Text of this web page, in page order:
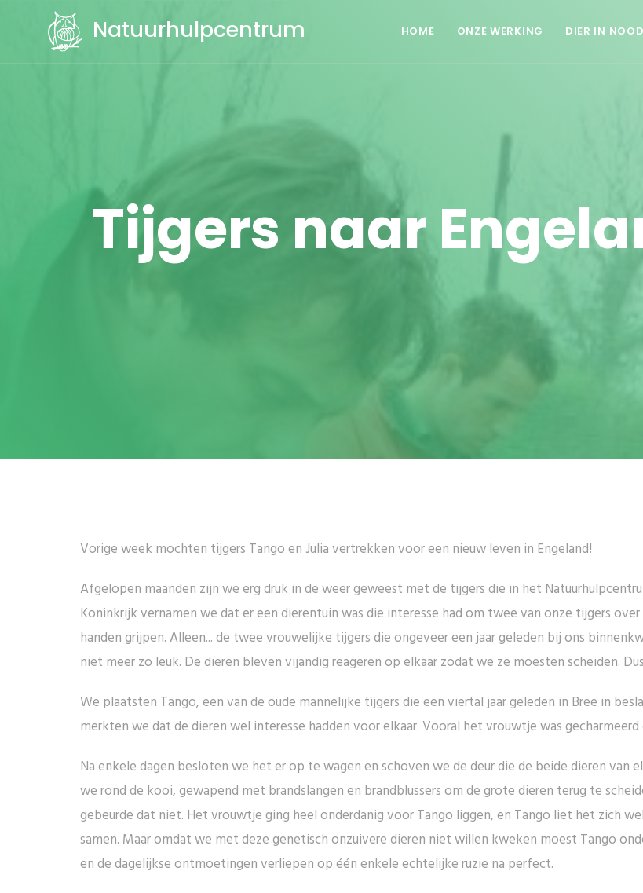
Natuurhulpcentrum HOME ONZE WERKING DIER IN
Tijgers naar
Vorige week mochten tijgers Tango en Julia vertrekken voor een nieuw leven in Engeland!
Afgelopen maanden zijn we erg druk in de weer geweest met de tijgers die in het
Koninkrijk vernamen we dat er een dierentuin was die interesse had om twee van onze tijgers
handen grijpen. Alleen... de twee vrouwelijke tijgers die ongeveer een jaar geleden bij ons
niet meer zo leuk. De dieren bleven vijandig reageren op elkaar zodat we ze moesten scheiden.
We plaatsten Tango, een van de oude mannelijke tijgers die een viertal jaar geleden in Bree in
merkten we dat de dieren wel interesse hadden voor elkaar. Vooral het vrouwtje was
Na enkele dagen besloten we het er op te wagen en schoven we de deur die de beide dieren van
we rond de kooi, gewapend met brandslangen en brandblussers om de grote dieren terug te
gebeurde dat niet. Het vrouwtje ging heel onderdanig voor Tango liggen, en Tango liet het zich
samen. Maar omdat we met deze genetisch onzuivere dieren niet willen kweken moest Tango
en de dagelijkse ontmoetingen verliepen op één enkele echtelijke ruzie na perfect.